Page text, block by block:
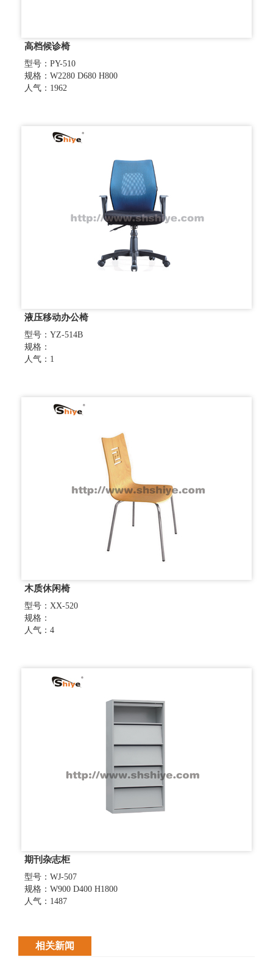
高档候诊椅
型号：PY-510
规格：W2280 D680 H800
人气：1962
液压移动办公椅
型号：YZ-514B
规格：
人气：1
木质休闲椅
型号：XX-520
规格：
人气：4
期刊杂志柜
型号：WJ-507
规格：W900 D400 H1800
人气：1487
相关新闻